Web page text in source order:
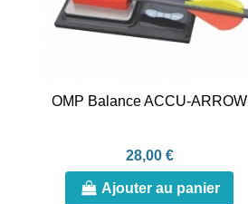
OMP Balance ACCU-ARROW
28,00 €
Ajouter au panier